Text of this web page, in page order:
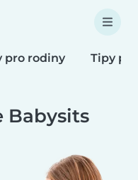
pro rodiny Tipy
Babysits